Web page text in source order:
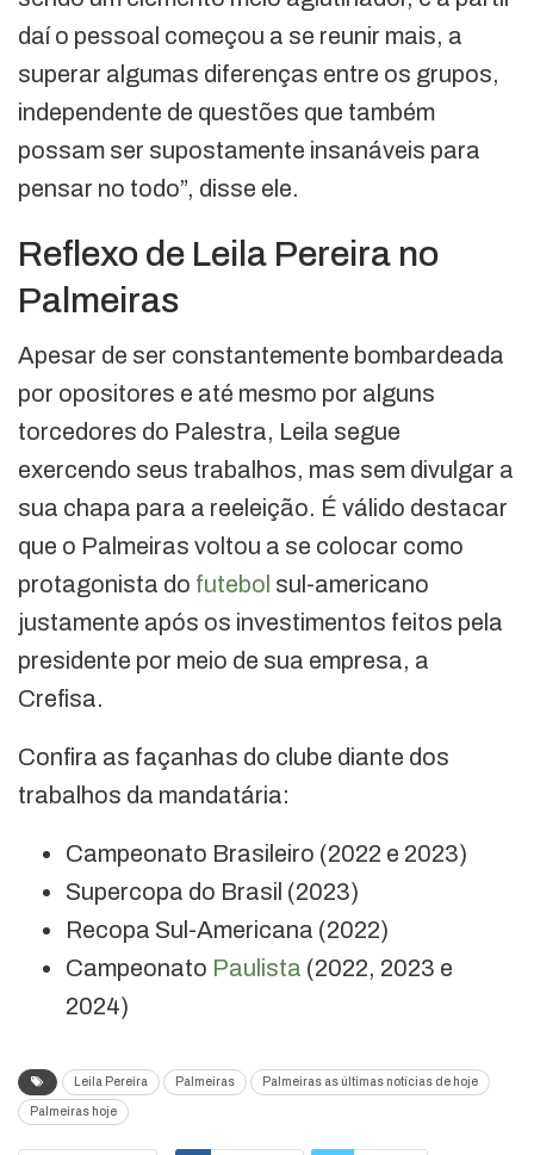
daí o pessoal começou a se reunir mais, a
superar algumas diferenças entre os grupos,
independente de questões que também
possam ser supostamente insanáveis para
pensar no todo”, disse ele.
Reflexo de Leila Pereira no
Palmeiras
Apesar de ser constantemente bombardeada
por opositores e até mesmo por alguns
torcedores do Palestra, Leila segue
exercendo seus trabalhos, mas sem divulgar a
sua chapa para a reeleição. É válido destacar
que o Palmeiras voltou a se colocar como
protagonista do futebol sul-americano
justamente após os investimentos feitos pela
presidente por meio de sua empresa, a
Crefisa.
Confira as façanhas do clube diante dos
trabalhos da mandatária:
Campeonato Brasileiro (2022 e 2023)
Supercopa do Brasil (2023)
Recopa Sul-Americana (2022)
Campeonato Paulista (2022, 2023 e
2024)
Leila Pereira Palmeiras Palmeiras as últimas notícias de hoje
Palmeiras hoje